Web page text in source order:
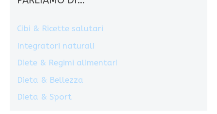
Cibi & Ricette salutari
Integratori naturali
Diete & Regimi alimentari
Dieta & Bellezza
Dieta & Sport